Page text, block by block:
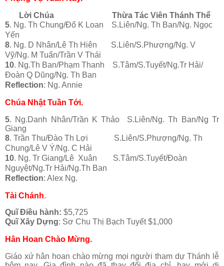
Lời Chúa Thừa Tác Viên Thánh Thể
5. Ng. Th Chung/Đổ K Loan S.Liên/Ng. Th Ban/Ng. Ngọc
Yến
8. Ng. D Nhân/Lê Th Hiên S.Liên/S.Phượng/Ng. V
Vỹ/Ng. M Tuấn/Trần V Thái
10. Ng.Th Ban/Phạm Thanh S.Tâm/S.Tuyết/Ng.Tr Hải/
Đoàn Q Dũng/Ng. Th Ban
Reflection: Ng. Annie
Chúa Nhật Tuần Tới.
5. Ng.Danh Nhân/Trần K Thảo S.Liên/Ng. Th Ban/Ng Tr
Giang
8. Trần Thu/Đào Th Lợi S.Liên/S.Phượng/Ng. Th
Chung/Lê V Ý/Ng. C Hải
10. Ng. Tr Giang/Lê Xuân S.Tâm/S.Tuyết/Đoàn
Nguyệt/Ng.Tr Hải/Ng.Th Ban
Reflection: Alex Ng.
Tài Chánh.
Quĩ Điều hành: $5,725
Quĩ Xây Dựng: Sơ Chu Thị Bạch Tuyết $1,000
Hân Hoan Chào Mừng.
Giáo xứ hân hoan chào mừng mọi người tham dự Thánh lễ